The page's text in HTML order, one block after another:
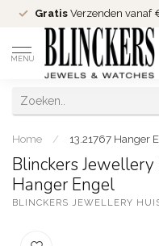
Gratis Verzenden vanaf
MENU
Home / 13.21767 Hanger
Blinckers
Hanger Engel
BLINCKERS JEWELLERY